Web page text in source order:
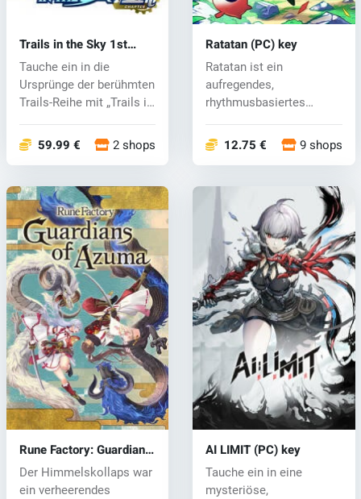
Trails in the Sky 1st
Chapter (PC) key
Tauche ein in die
Ursprünge der berühmten
Trails-Reihe mit „Trails in
59.99 € 2 shops
Ratatan (PC) key
Ratatan ist ein
aufregendes,
rhythmusbasiertes
das R...
12.75 € 9 shops
Rune Factory: Guardians
of Azuma (PC) key
Der Himmelskollaps war
ein verheerendes
AI LIMIT (PC) key
Tauche ein in eine
mysteriöse,